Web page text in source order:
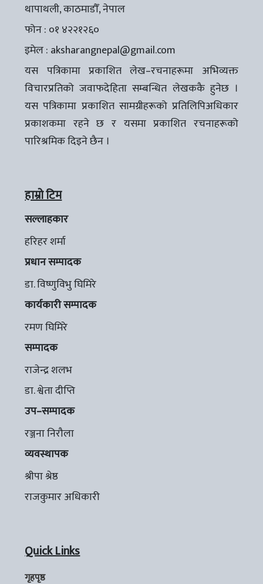
थापाथली, काठमाडौँ, नेपाल
फोन : ०१ ४२२१२६०
इमेल : aksharangnepal@gmail.com
यस पत्रिकामा प्रकाशित लेख–रचनाहरूमा अभिव्यक्त
विचारप्रतिको जवाफदेहिता सम्बन्धित लेखककै हुनेछ ।
यस पत्रिकामा प्रकाशित सामग्रीहरूको प्रतिलिपिअधिकार
प्रकाशकमा रहने छ र यसमा प्रकाशित रचनाहरूको
पारिश्रमिक दिइने छैन ।
हाम्रो टिम
सल्लाहकार
हरिहर शर्मा
प्रधान सम्पादक
डा. विष्णुविभु घिमिरे
कार्यकारी सम्पादक
रमण घिमिरे
सम्पादक
राजेन्द्र शलभ
डा. श्वेता दीप्ति
उप–सम्पादक
रञ्जना निरौला
व्यवस्थापक
श्रीपा श्रेष्ठ
राजकुमार अधिकारी
Quick Links
गृहपृष्ठ